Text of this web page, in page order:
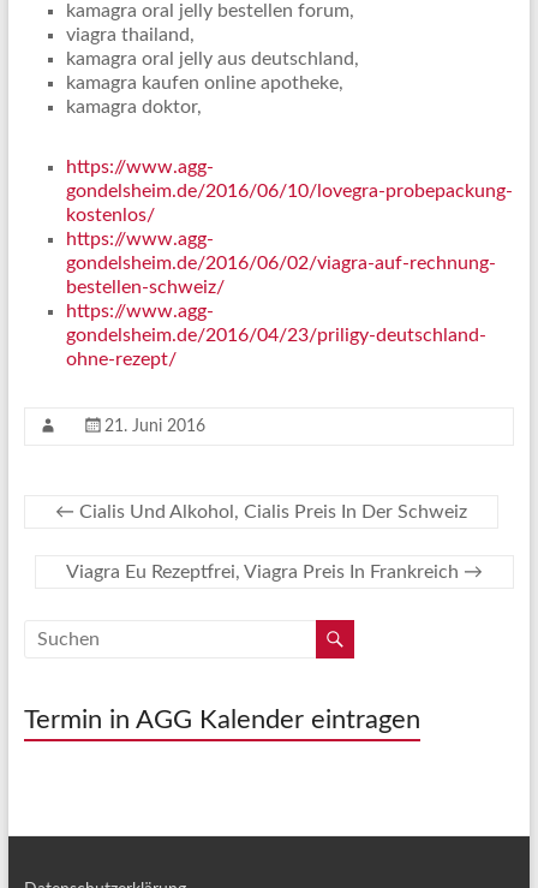
kamagra oral jelly bestellen forum,
viagra thailand,
kamagra oral jelly aus deutschland,
kamagra kaufen online apotheke,
kamagra doktor,
https://www.agg-
gondelsheim.de/2016/06/10/lovegra-probepackung-
kostenlos/
https://www.agg-
gondelsheim.de/2016/06/02/viagra-auf-rechnung-
bestellen-schweiz/
https://www.agg-
gondelsheim.de/2016/04/23/priligy-deutschland-
ohne-rezept/
21. Juni 2016
← Cialis Und Alkohol, Cialis Preis In Der Schweiz
Viagra Eu Rezeptfrei, Viagra Preis In Frankreich →
Termin in AGG Kalender eintragen